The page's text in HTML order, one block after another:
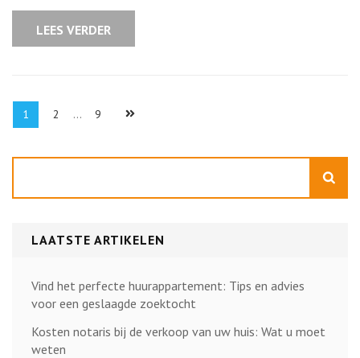
LEES VERDER
Berichten
paginering
Pagina
1 Pagina
2 … Pagina
9
LAATSTE ARTIKELEN
Vind het perfecte huurappartement: Tips en advies
voor een geslaagde zoektocht
Kosten notaris bij de verkoop van uw huis: Wat u moet
weten